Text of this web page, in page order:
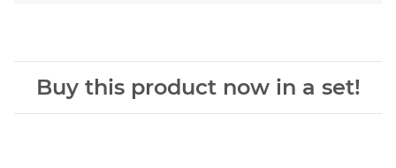
Buy this product now in a set!